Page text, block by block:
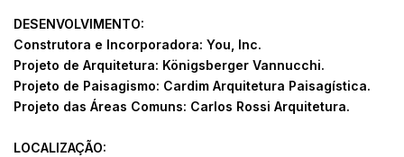
DESENVOLVIMENTO:
Construtora e Incorporadora: You, Inc.
Projeto de Arquitetura: Königsberger Vannucchi.
Projeto de Paisagismo: Cardim Arquitetura Paisagística.
Projeto das Áreas Comuns: Carlos Rossi Arquitetura.
LOCALIZAÇÃO: